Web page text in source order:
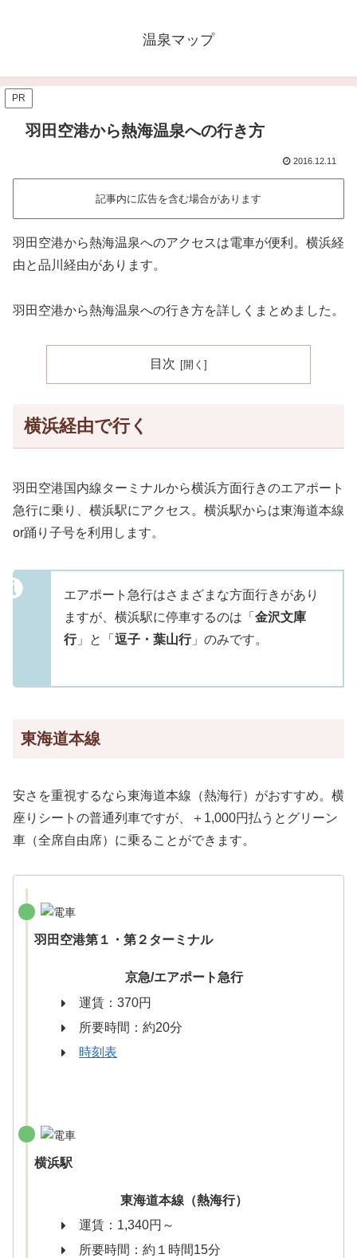
温泉マップ
PR
羽田空港から熱海温泉への行き方
2016.12.11
記事内に広告を含む場合があります
羽田空港から熱海温泉へのアクセスは電車が便利。横浜経
由と品川経由があります。
羽田空港から熱海温泉への行き方を詳しくまとめました。
目次
横浜経由で行く
羽田空港国内線ターミナルから横浜方面行きのエアポート
急行に乗り、横浜駅にアクセス。横浜駅からは東海道本線
or踊り子号を利用します。
エアポート急行はさまざまな方面行きがあり
ますが、横浜駅に停車するのは「 金沢文庫
行」と「 逗子・葉山行」のみです。
東海道本線
安さを重視するなら東海道本線（熱海行）がおすすめ。横
座りシートの普通列車ですが、＋1,000円払うとグリーン
車（全席自由席）に乗ることができます。
羽田空港第１・第２ターミナル
京急/エアポート急行
運賃：370円
所要時間：約20分
時刻表
横浜駅
東海道本線（熱海行）
運賃：1,340円～
所要時間：約１時間15分